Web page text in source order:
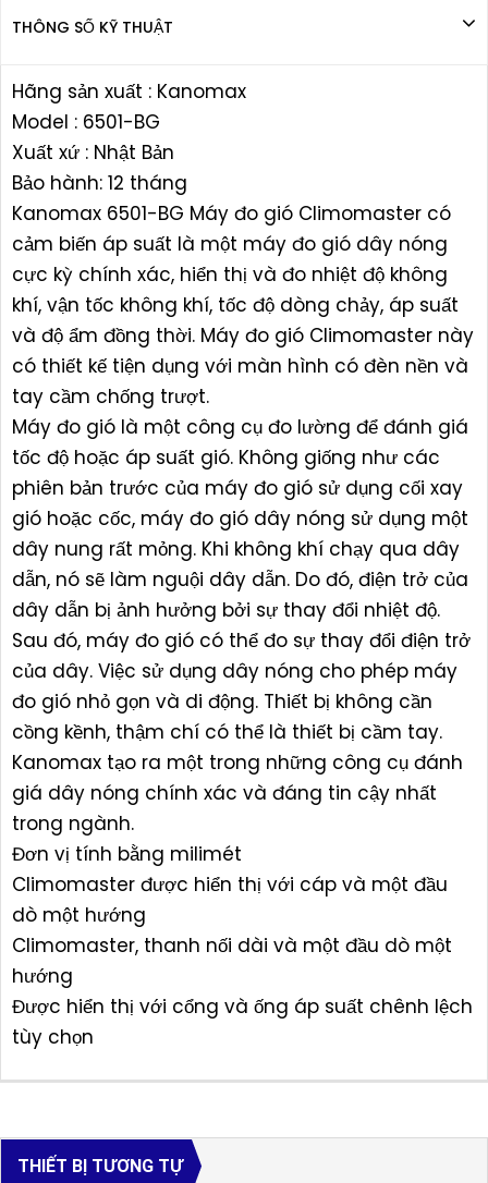
THÔNG SỐ KỸ THUẬT
Hãng sản xuất : Kanomax
Model : 6501-BG
Xuất xứ : Nhật Bản
Bảo hành: 12 tháng
Kanomax 6501-BG Máy đo gió Climomaster có
cảm biến áp suất là một máy đo gió dây nóng
cực kỳ chính xác, hiển thị và đo nhiệt độ không
khí, vận tốc không khí, tốc độ dòng chảy, áp suất
và độ ẩm đồng thời. Máy đo gió Climomaster này
có thiết kế tiện dụng với màn hình có đèn nền và
tay cầm chống trượt.
Máy đo gió là một công cụ đo lường để đánh giá
tốc độ hoặc áp suất gió. Không giống như các
phiên bản trước của máy đo gió sử dụng cối xay
gió hoặc cốc, máy đo gió dây nóng sử dụng một
dây nung rất mỏng. Khi không khí chạy qua dây
dẫn, nó sẽ làm nguội dây dẫn. Do đó, điện trở của
dây dẫn bị ảnh hưởng bởi sự thay đổi nhiệt độ.
Sau đó, máy đo gió có thể đo sự thay đổi điện trở
của dây. Việc sử dụng dây nóng cho phép máy
đo gió nhỏ gọn và di động. Thiết bị không cần
cồng kềnh, thậm chí có thể là thiết bị cầm tay.
Kanomax tạo ra một trong những công cụ đánh
giá dây nóng chính xác và đáng tin cậy nhất
trong ngành.
Đơn vị tính bằng milimét
Climomaster được hiển thị với cáp và một đầu
dò một hướng
Climomaster, thanh nối dài và một đầu dò một
hướng
Được hiển thị với cổng và ống áp suất chênh lệch
tùy chọn
THIẾT BỊ TƯƠNG TỰ